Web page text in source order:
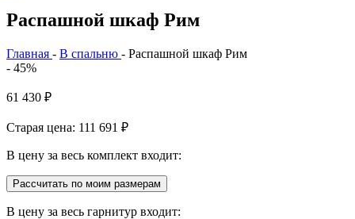
Распашной шкаф Рим
Главная - В спальню - Распашной шкаф Рим
- 45%
61 430 ₽
Старая цена: 111 691 ₽
В цену за весь комплект входит:
Рассчитать по моим размерам
В цену за весь гарнитур входит: